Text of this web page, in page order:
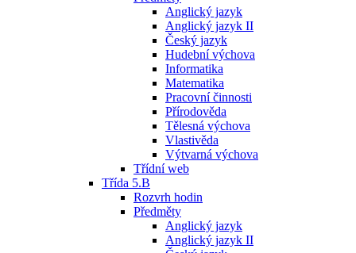
Anglický jazyk
Anglický jazyk II
Český jazyk
Hudební výchova
Informatika
Matematika
Pracovní činnosti
Přírodověda
Tělesná výchova
Vlastivěda
Výtvarná výchova
Třídní web
Třída 5.B
Rozvrh hodin
Předměty
Anglický jazyk
Anglický jazyk II